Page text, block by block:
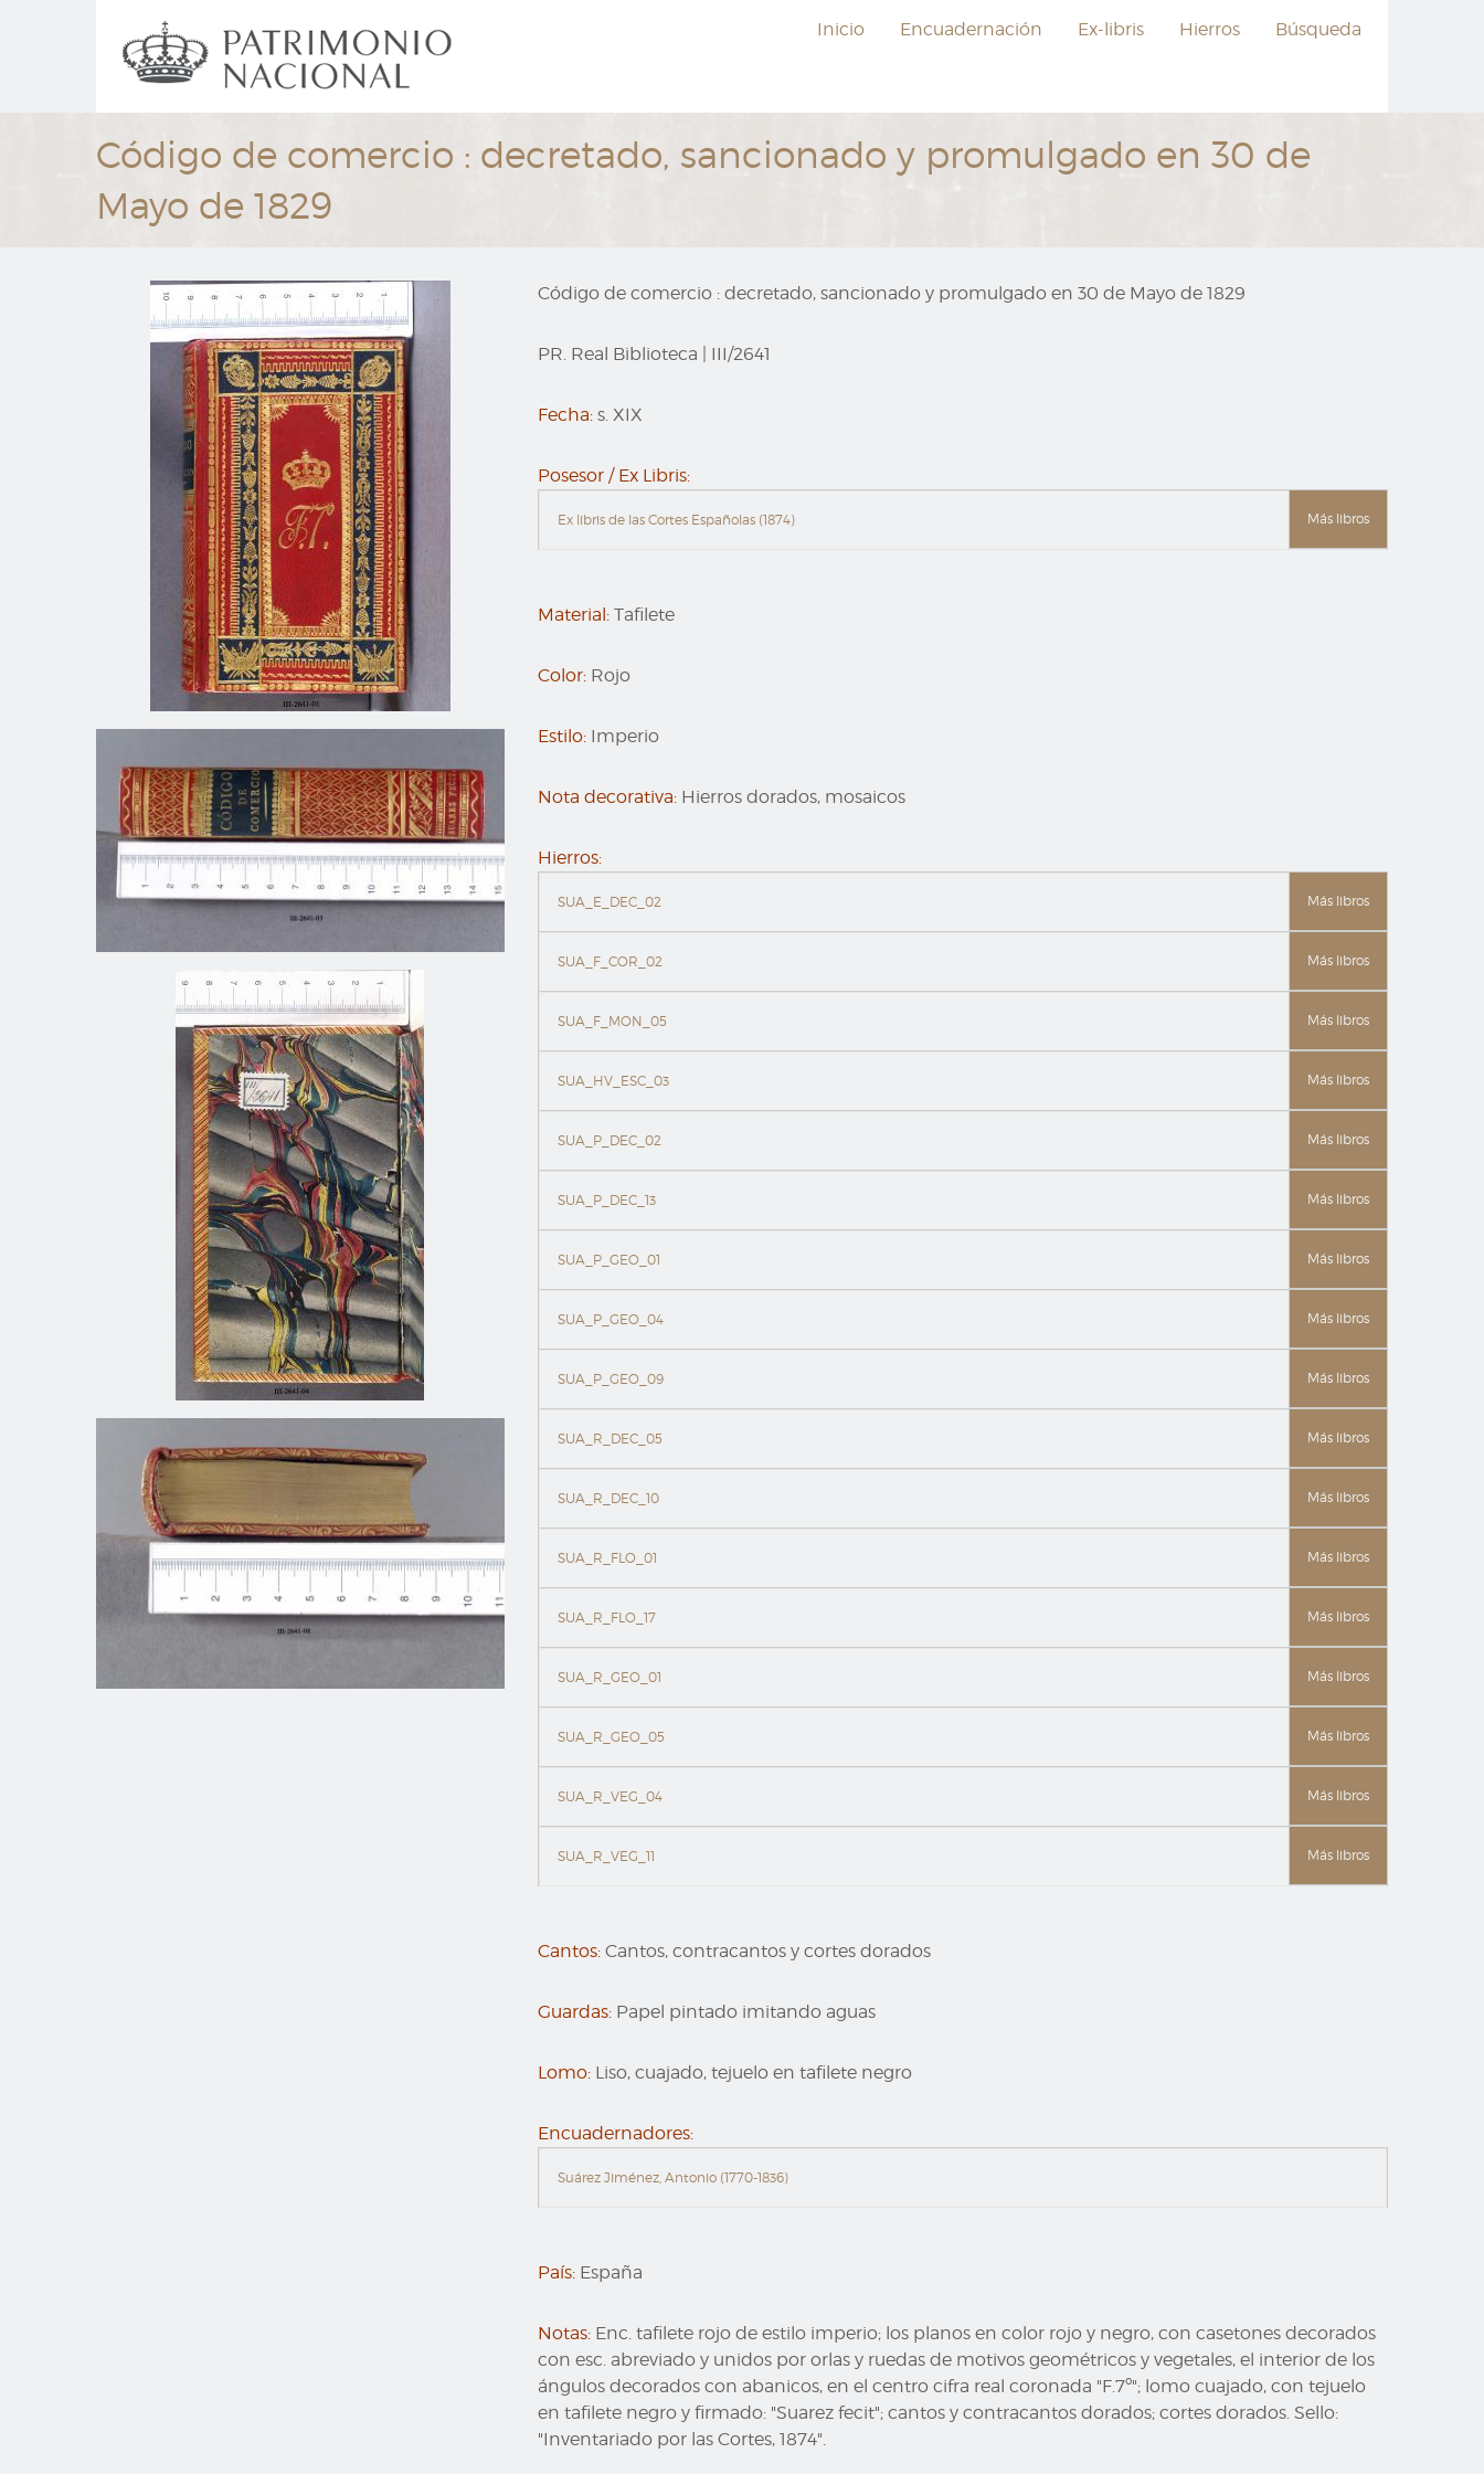
Navegación
principal
Inicio Encuadernación Ex-libris Hierros Búsqueda
Código de comercio : decretado, sancionado y promulgado en 30 de
Mayo de 1829
Código de comercio : decretado, sancionado y promulgado en 30 de Mayo de 1829
PR. Real Biblioteca III/2641
Fecha: s. XIX
Posesor / Ex Libris:
Ex libris de las Cortes Españolas (1874) Más libros
Material: Tafilete
Color: Rojo
Estilo: Imperio
Nota decorativa: Hierros dorados, mosaicos
Hierros:
SUA_E_DEC_02 Más libros
SUA_F_COR_02 Más libros
SUA_F_MON_05 Más libros
SUA_HV_ESC_03 Más libros
SUA_P_DEC_02 Más libros
SUA_P_DEC_13 Más libros
SUA_P_GEO_01 Más libros
SUA_P_GEO_04 Más libros
SUA_P_GEO_09 Más libros
SUA_R_DEC_05 Más libros
SUA_R_DEC_10 Más libros
SUA_R_FLO_01 Más libros
SUA_R_FLO_17 Más libros
SUA_R_GEO_01 Más libros
SUA_R_GEO_05 Más libros
SUA_R_VEG_04 Más libros
SUA_R_VEG_11 Más libros
Cantos: Cantos, contracantos y cortes dorados
Guardas: Papel pintado imitando aguas
Lomo: Liso, cuajado, tejuelo en tafilete negro
Encuadernadores:
Suárez Jiménez, Antonio (1770-1836)
País: España
Notas: Enc. tafilete rojo de estilo imperio; los planos en color rojo y negro, con casetones decorados
con esc. abreviado y unidos por orlas y ruedas de motivos geométricos y vegetales, el interior de los
ángulos decorados con abanicos, en el centro cifra real coronada "F.7º"; lomo cuajado, con tejuelo
en tafilete negro y firmado: "Suarez fecit"; cantos y contracantos dorados; cortes dorados. Sello:
"Inventariado por las Cortes, 1874".